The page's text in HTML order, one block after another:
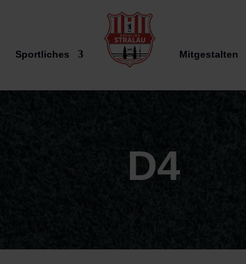
Sportliches Mitgestalten
D4